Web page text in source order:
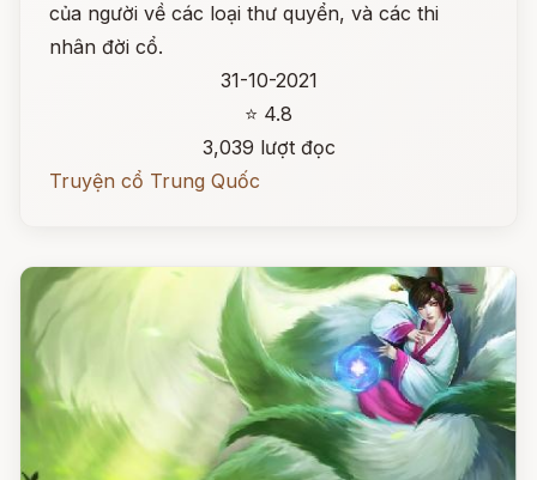
của người về các loại thư quyển, và các thi
nhân đời cổ.
31-10-2021
⭐ 4.8
3,039 lượt đọc
Truyện cổ Trung Quốc